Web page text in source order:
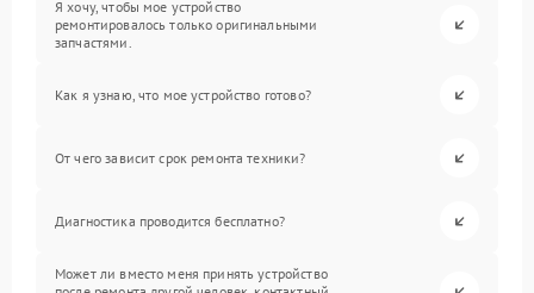
Я хочу, чтобы мое устройство
ремонтировалось только оригинальными
запчастями.
Как я узнаю, что мое устройство готово?
От чего зависит срок ремонта техники?
Диагностика проводится бесплатно?
Может ли вместо меня принять устройство